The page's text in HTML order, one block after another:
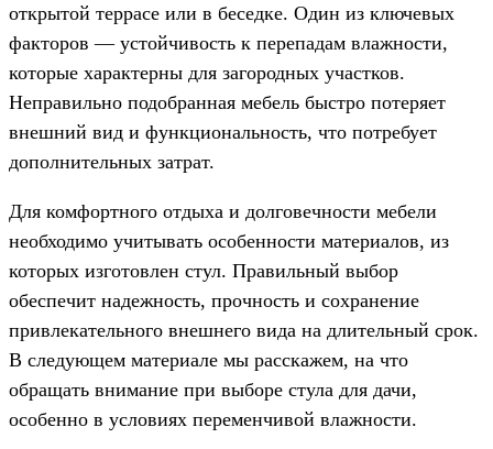
открытой террасе или в беседке. Один из ключевых
факторов — устойчивость к перепадам влажности,
которые характерны для загородных участков.
Неправильно подобранная мебель быстро потеряет
внешний вид и функциональность, что потребует
дополнительных затрат.
Для комфортного отдыха и долговечности мебели
необходимо учитывать особенности материалов, из
которых изготовлен стул. Правильный выбор
обеспечит надежность, прочность и сохранение
привлекательного внешнего вида на длительный срок.
В следующем материале мы расскажем, на что
обращать внимание при выборе стула для дачи,
особенно в условиях переменчивой влажности.